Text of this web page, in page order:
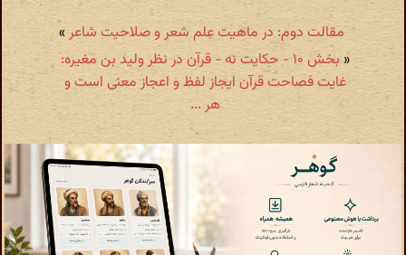
مقالت دوم: در ماهیت علم شعر و صلاحیت شاعر »
«
بخش ۱۰ - حکایت نه - قرآن در نظر ولید بن مغیره:
غایت فصاحت قرآن ایجاز لفظ و اعجاز معنی است و
هر ...